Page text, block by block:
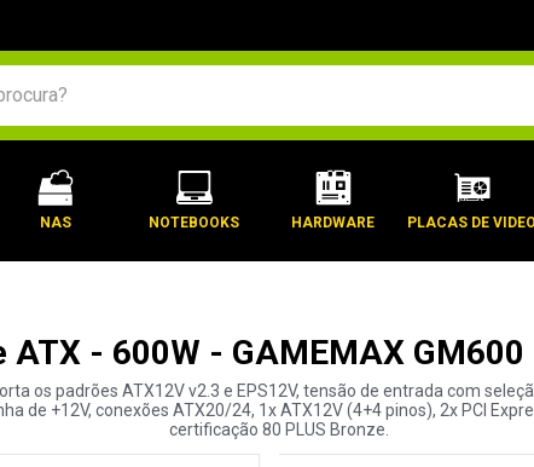
NAS NOTEBOOKS HARDWARE PLACAS DE VIDEO
ATX - 600W - GAMEMAX
os padrões ATX12V v2.3 e EPS12V, tensão de entrada com
de +12V, conexões ATX20/24, 1x ATX12V (4+4 pinos), 2x PCI
certificação 80 PLUS Bronze.